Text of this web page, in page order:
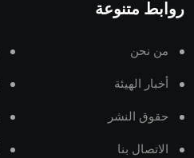
روابط متنوعة
من نحن
أخبار الهيئة
حقوق النشر
الاتصال بنا